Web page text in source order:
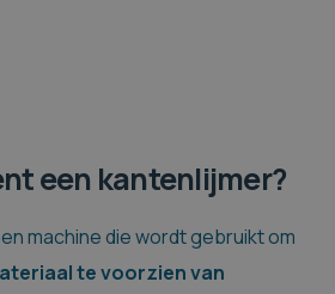
een kantenlijmer?
machine die wordt gebruikt om
te voorzien van